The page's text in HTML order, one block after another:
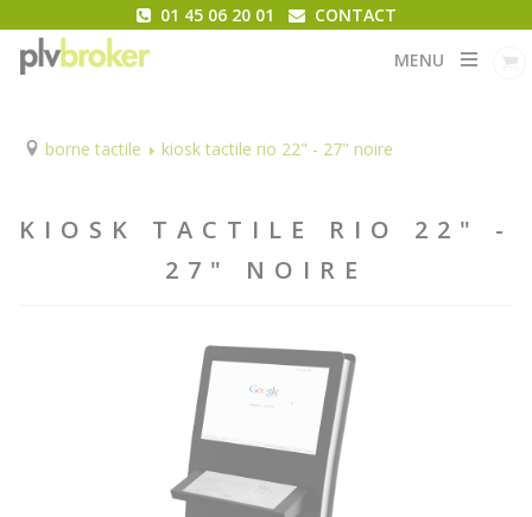
MENU
borne tactile kiosk tactile rio 22" - 27" noire
01 45 06 20 01 CONTACT
KIOSK TACTILE RIO 22" -
27" NOIRE